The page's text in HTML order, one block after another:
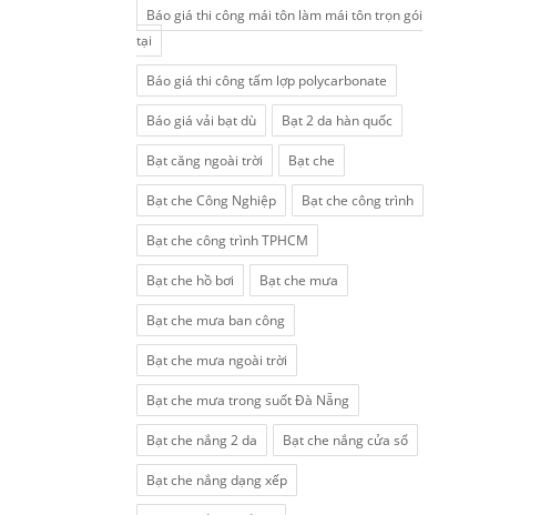
Báo giá thi công mái tôn làm mái tôn trọn gói
tại
Báo giá thi công tấm lợp polycarbonate
Báo giá vải bạt dù Bạt 2 da hàn quốc
Bạt căng ngoài trời Bạt che
Bạt che Công Nghiệp Bạt che công trình
Bạt che công trình TPHCM
Bạt che hồ bơi Bạt che mưa
Bạt che mưa ban công
Bạt che mưa ngoài trời
Bạt che mưa trong suốt Đà Nẵng
Bạt che nắng 2 da Bạt che nắng cửa sổ
Bạt che nắng dạng xếp